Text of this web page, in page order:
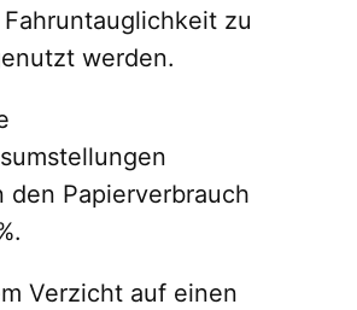
zu
werden.
den Papierverbrauch
Verzicht auf einen